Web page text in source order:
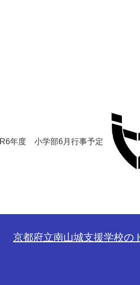
R6年度 小学部6月行事予定
京都府立南山城支援学校の